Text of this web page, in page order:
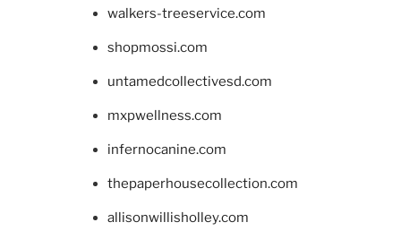
walkers-treeservice.com
shopmossi.com
untamedcollectivesd.com
mxpwellness.com
infernocanine.com
thepaperhousecollection.com
allisonwillisholley.com